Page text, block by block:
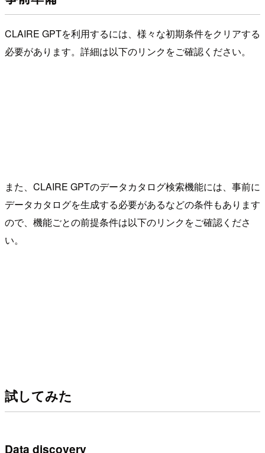
CLAIRE GPTを利用するには、様々な初期条件をクリアする
必要があります。詳細は以下のリンクをご確認ください。
また、CLAIRE GPTのデータカタログ検索機能には、事前に
データカタログを生成する必要があるなどの条件もあります
ので、機能ごとの前提条件は以下のリンクをご確認くださ
い。
試してみた
Data discovery